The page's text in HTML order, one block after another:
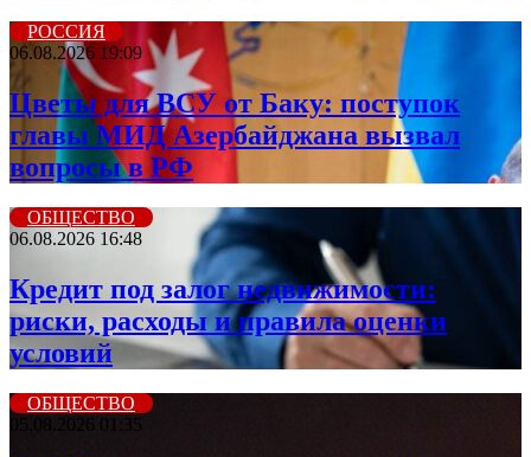
РОССИЯ
06.08.2026 19:09
Цветы для ВСУ от Баку: поступок
главы МИД Азербайджана вызвал
вопросы в РФ
ОБЩЕСТВО
06.08.2026 16:48
Кредит под залог недвижимости:
риски, расходы и правила оценки
условий
ОБЩЕСТВО
05.08.2026 01:35